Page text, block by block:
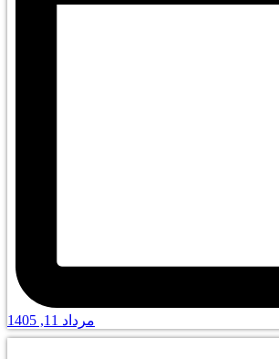
مرداد 11, 1405